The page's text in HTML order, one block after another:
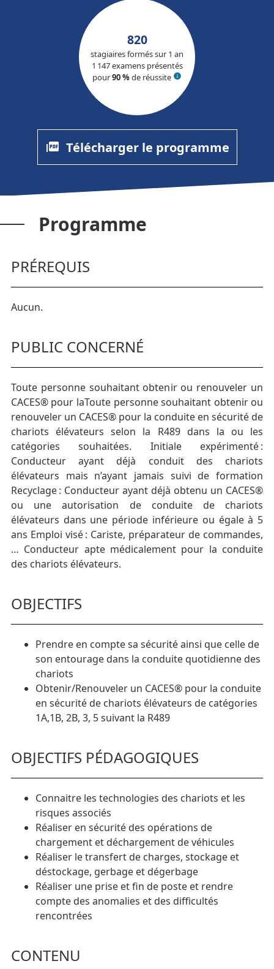
820
stagiaires formés sur 1 an
1 147examens présentés
pour90 %de réussite info
picture_as_pdf Télécharger le programme
Programme
PRÉREQUIS
Aucun.
PUBLIC CONCERNÉ
Toute personne souhaitant obtenir ou renouveler un
CACES® pour laToute personne souhaitant obtenir ou
renouveler un CACES® pour la conduite en sécurité de
chariots élévateurs selon la R489 dans la ou les
catégories souhaitées. Initiale expérimenté :
Conducteur ayant déjà conduit des chariots
élévateurs mais n’ayant jamais suivi de formation
Recyclage : Conducteur ayant déjà obtenu un CACES®
ou une autorisation de conduite de chariots
élévateurs dans une période inférieure ou égale à 5
ans Emploi visé : Cariste, préparateur de commandes,
… Conducteur apte médicalement pour la conduite
des chariots élévateurs.
OBJECTIFS
Prendre en compte sa sécurité ainsi que celle de
son entourage dans la conduite quotidienne des
chariots
Obtenir/Renouveler un CACES® pour la conduite
en sécurité de chariots élévateurs de catégories
1A,1B, 2B, 3, 5 suivant la R489
OBJECTIFS PÉDAGOGIQUES
Connaitre les technologies des chariots et les
risques associés
Réaliser en sécurité des opérations de
chargement et déchargement de véhicules
Réaliser le transfert de charges, stockage et
déstockage, gerbage et dégerbage
Réaliser une prise et fin de poste et rendre
compte des anomalies et des difficultés
rencontrées
CONTENU